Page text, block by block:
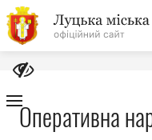
На
головну
Оперативна